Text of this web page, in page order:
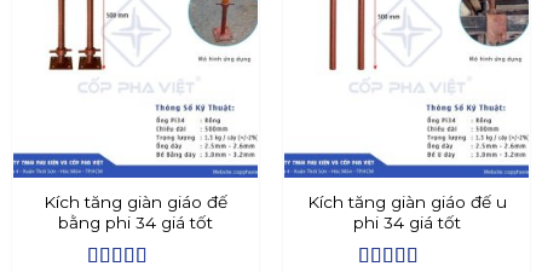
Kích tăng giàn giáo đế
bằng phi 34 giá tốt
Kích tăng giàn giáo đế u
phi 34 giá tốt